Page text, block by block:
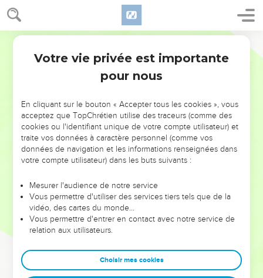
NE MANQUEZ PAS L’ÉVÉNEMENT
DE L’ANNÉE !
ET SI LEURS ERREURS POUVAIENT VOUS ÉVITER LES
VOTRES ?
leur foi ou leur vision. Mais on voit moins les doutes, les erreurs
et les saisons difficiles qu'ils ont traversés, alors même que ce
sont elles qui les ont façonnés.
Dans cette conférence, leaders, entrepreneurs, et responsables
clés pour avancer avec plus de sagesse afin que leurs erreurs
deviennent vos tremplins. Que vous guidiez un ministère, une
Votre vie privée est importante
pour nous
En cliquant sur le bouton « Accepter tous les cookies », vous
acceptez que TopChrétien utilise des traceurs (comme des
cookies ou l'identifiant unique de votre compte utilisateur) et
traite vos données à caractère personnel (comme vos
données de navigation et les informations renseignées dans
votre compte utilisateur) dans les buts suivants :
Mesurer l'audience de notre service
Vous permettre d'utiliser des services tiers tels que de la
vidéo, des cartes du monde…
Vous permettre d'entrer en contact avec notre service de
relation aux utilisateurs.
Choisir mes cookies